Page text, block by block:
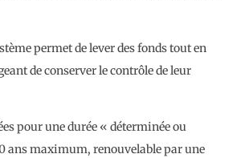
permet de lever des fonds tout en
de conserver le contrôle de leur
pour une durée « déterminée ou
ans maximum, renouvelable par une